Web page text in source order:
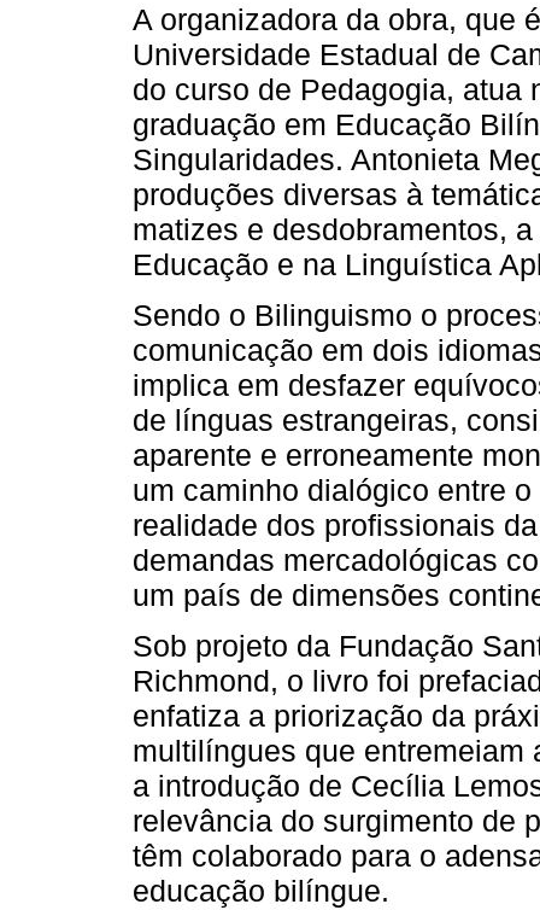
A organizadora da obra, que
Universidade Estadual de
do curso de Pedagogia, atua
graduação em Educação
Singularidades. Antonieta
produções diversas à
matizes e desdobramentos,
Educação e na Linguística
Sendo o Bilinguismo o
comunicação em dois
implica em desfazer
de línguas estrangeiras,
aparente e erroneamente
um caminho dialógico entre
realidade dos profissionais
demandas mercadológicas
um país de dimensões
Sob projeto da Fundação
Richmond, o livro foi
enfatiza a priorização da
multilíngues que entremeiam
a introdução de Cecília
relevância do surgimento de
têm colaborado para o
educação bilíngue.